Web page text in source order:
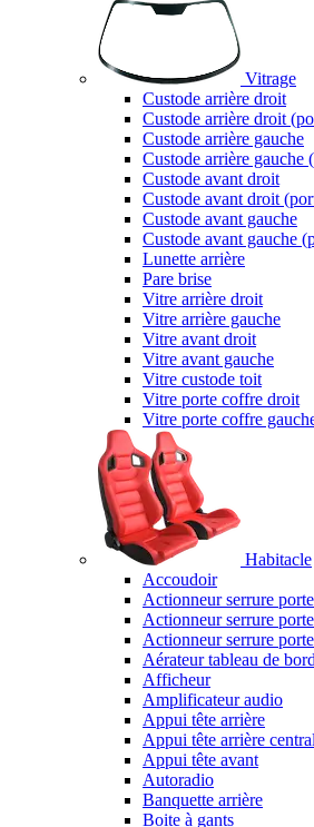
Vitrage
Custode arrière droit
Custode arrière droit
Custode arrière gauche
Custode arrière gauche
Custode avant droit
Custode avant droit
Custode avant gauche
Custode avant gauche
Lunette arrière
Pare brise
Vitre arrière droit
Vitre arrière gauche
Vitre avant droit
Vitre avant gauche
Vitre custode toit
Vitre porte coffre droit
Vitre porte coffre
Habitacle
Accoudoir
Actionneur serrure
Actionneur serrure
Actionneur serrure
Aérateur tableau de bord
Afficheur
Amplificateur audio
Appui tête arrière
Appui tête arrière central
Appui tête avant
Autoradio
Banquette arrière
Boite à gants